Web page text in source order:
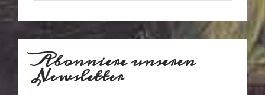
Abonniere unseren
Newsletter